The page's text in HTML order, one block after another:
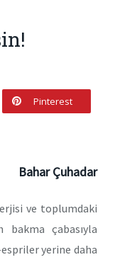
Pinterest
Bahar Çuhadar
ve toplumdaki
bakma çabasıyla
yerine daha